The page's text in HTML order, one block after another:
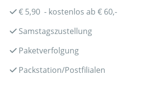
€ 5,90 - kostenlos ab € 60,-
Samstagszustellung
Paketverfolgung
Packstation/Postfilialen